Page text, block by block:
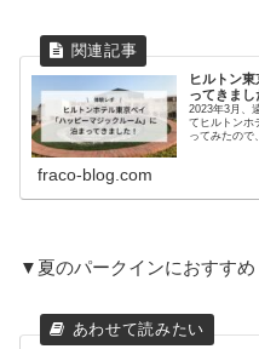
ヒルトン
ってきまし
2023年3月、
てヒルトンホ
ってみたので
fraco-blog.com
▼夏のパークインにおすすめ